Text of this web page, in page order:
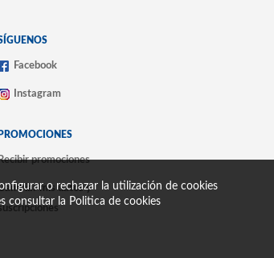
Facebook
Instagram
PROMOCIONES
promociones
mis datos y
o rechazar la utilización de cookies
consultar la Politica de cookies